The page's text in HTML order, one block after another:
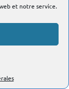
et notre service.
GRENOUILLES